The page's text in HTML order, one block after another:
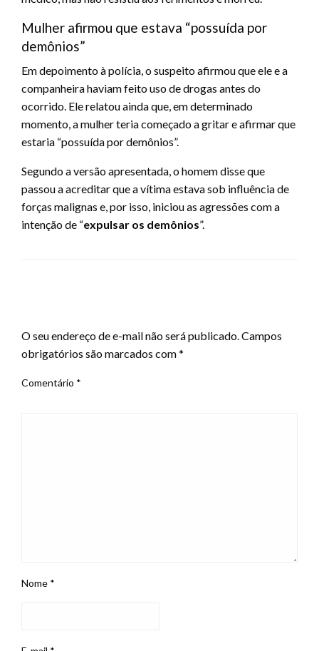
Mulher afirmou que estava “possuída por
demônios”
Em depoimento à polícia, o suspeito afirmou que ele e a
companheira haviam feito uso de drogas antes do
ocorrido. Ele relatou ainda que, em determinado
momento, a mulher teria começado a gritar e afirmar que
estaria “possuída por demônios”.
Segundo a versão apresentada, o homem disse que
passou a acreditar que a vítima estava sob influência de
forças malignas e, por isso, iniciou as agressões com a
intenção de “expulsar os demônios”.
O seu endereço de e-mail não será publicado.Campos
obrigatórios são marcados com*
Comentário *
Nome *